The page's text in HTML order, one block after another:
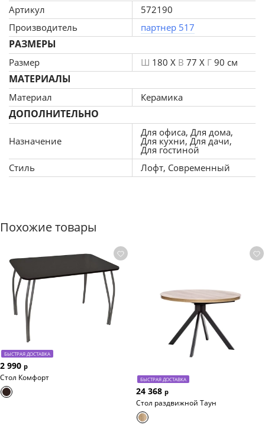
подпятники, с их помощью можно компенсировать
неровность напольного покрытия.
Артикул
572190
Производитель
партнер 517
РАЗМЕРЫ
Размер Ш 180 X В 77 X Г 90 см
МАТЕРИАЛЫ
Материал Керамика
ДОПОЛНИТЕЛЬНО
Назначение
Для офиса, Для дома,
Для кухни, Для дачи,
Для гостиной
Стиль
Лофт, Современный
Похожие товары
БЫСТРАЯ ДОСТАВКА
2 990 р
Стол Комфорт БЫСТРАЯ ДОСТАВКА
24 368 р
Стол раздвижной Таун